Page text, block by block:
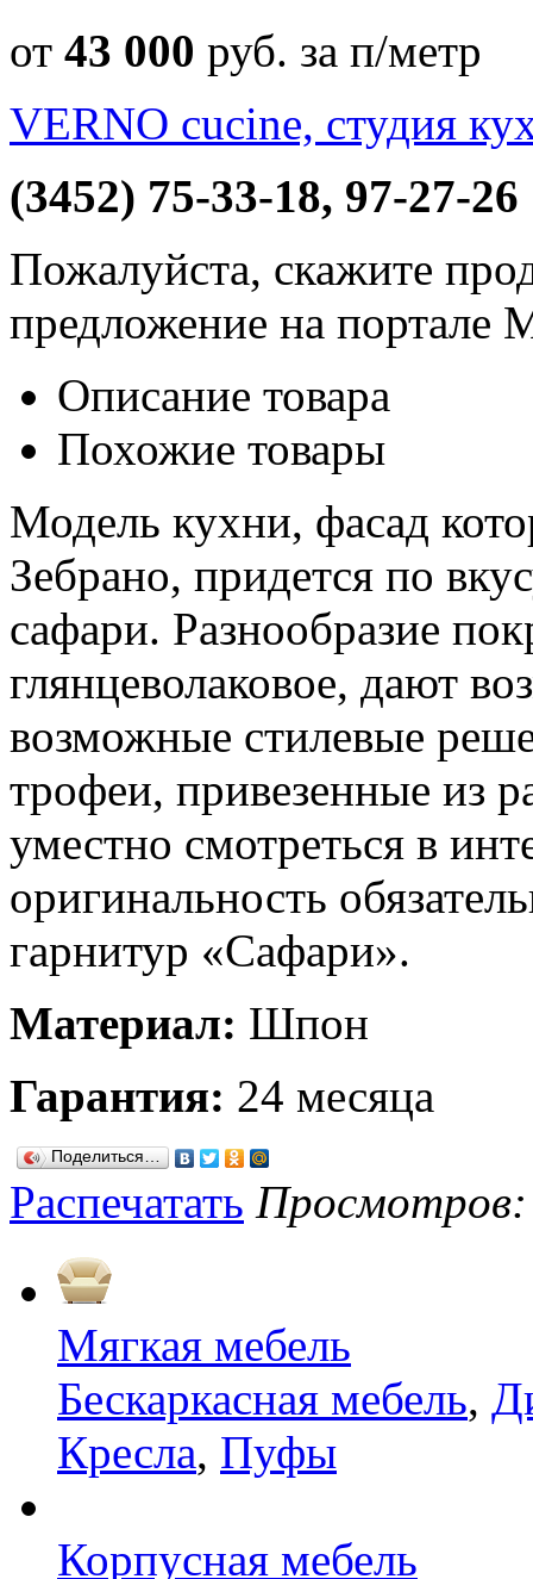
от 43 000 руб. за п/метр
VERNO cucine, студия
(3452) 75-33-18, 97-27-26
Пожалуйста, скажите
предложение на портале
Описание товара
Похожие товары
Модель кухни, фасад
Зебрано, придется по
сафари. Разнообразие
глянцеволаковое, дают
возможные стилевые
трофеи, привезенные из
уместно смотреться в
оригинальность
гарнитур «Сафари».
Материал: Шпон
Гарантия: 24 месяца
Поделиться…
Распечатать Просмотров:
Мягкая мебель
Бескаркасная мебель,
Кресла, Пуфы
Корпусная мебель